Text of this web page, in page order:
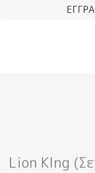
Lion KIng